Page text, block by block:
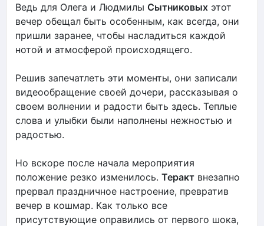
Ведь для Олега и Людмилы Сытниковых этот
вечер обещал быть особенным, как всегда, они
пришли заранее, чтобы насладиться каждой
нотой и атмосферой происходящего.
Решив запечатлеть эти моменты, они записали
видеообращение своей дочери, рассказывая о
своем волнении и радости быть здесь. Теплые
слова и улыбки были наполнены нежностью и
радостью.
Но вскоре после начала мероприятия
положение резко изменилось. Теракт внезапно
прервал праздничное настроение, превратив
вечер в кошмар. Как только все
присутствующие оправились от первого шока,